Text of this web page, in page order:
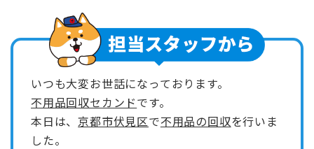
いつも大変お世話になっております。
不用品回収セカンドです。
本日は、京都市伏見区で不用品の回収を行いま
した。